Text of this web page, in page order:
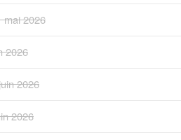
mai 2026
2026
2026
2026